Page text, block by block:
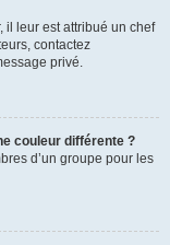
il leur est attribué un chef
contactez
privé.
couleur différente ?
d’un groupe pour les